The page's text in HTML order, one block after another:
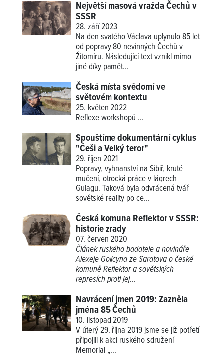
Největší masová vražda Čechů v
SSSR
28. září 2023
Na den svatého Václava uplynulo 85 let
od popravy 80 nevinných Čechů v
Žitomíru. Následující text vznikl mimo
jiné díky pamět...
Česká místa svědomí ve
světovém kontextu
25. květen 2022
Reflexe workshopů ...
Spouštíme dokumentární cyklus
"Češi a Velký teror"
29. říjen 2021
Popravy, vyhnanství na Sibiř, kruté
mučení, otrocká práce v lágrech
Gulagu. Taková byla odvrácená tvář
sovětské reality po ce...
Česká komuna Reflektor v SSSR:
historie zrady
07. červen 2020
Článek ruského badatele a novináře
Alexeje Golicyna ze Saratova o české
komuně Reflektor a sovětských
represích proti jej...
Navrácení jmen 2019: Zazněla
jména 85 Čechů
10. listopad 2019
V úterý 29. října 2019 jsme se již potřetí
připojili k akci ruského sdružení
Memorial „...